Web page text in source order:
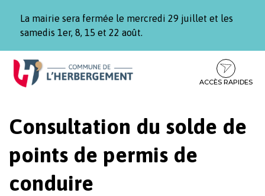
La mairie sera fermée le mercredi 29 juillet et les
samedis 1er, 8, 15 et 22 août.
Aller
Aller
contenu
Aller
pied
ACCÈS RAPIDES
Consultation du solde de
points de permis de
conduire